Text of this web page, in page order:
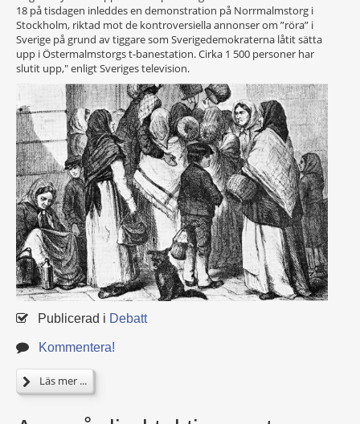
18 på tisdagen inleddes en demonstration på Norrmalmstorg i
Stockholm, riktad mot de kontroversiella annonser om ”röra” i
Sverige på grund av tiggare som Sverigedemokraterna låtit sätta
upp i Östermalmstorgs t-banestation. Cirka 1 500 personer har
slutit upp," enligt Sveriges television.
Publicerad i Debatt
Kommentera!
Läs mer ...